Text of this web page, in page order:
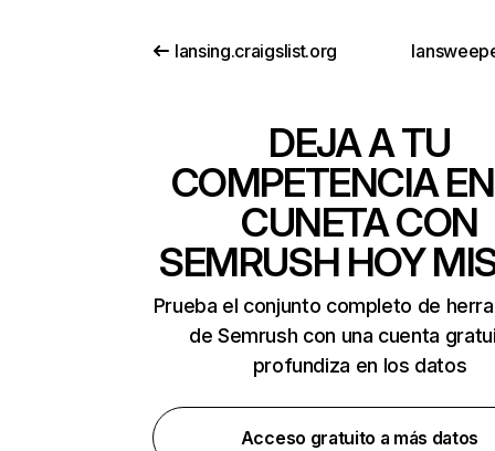
lansing.craigslist.org
DEJA A TU
COMPETENCIA
CUNETA CON
SEMRUSH HOY
Prueba el conjunto completo de
de Semrush con una cuenta
profundiza en los datos
Acceso gratuito a más datos